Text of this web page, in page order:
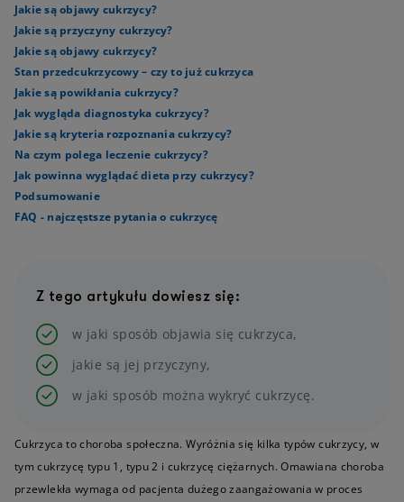
Jakie są objawy cukrzycy?
Jakie są przyczyny cukrzycy?
Jakie są objawy cukrzycy?
Stan przedcukrzycowy – czy to już cukrzyca
Jakie są powikłania cukrzycy?
Jak wygląda diagnostyka cukrzycy?
Jakie są kryteria rozpoznania cukrzycy?
Na czym polega leczenie cukrzycy?
Jak powinna wyglądać dieta przy cukrzycy?
Podsumowanie
FAQ - najczęstsze pytania o cukrzycę
Z tego artykułu dowiesz się:
w jaki sposób objawia się cukrzyca,
jakie są jej przyczyny,
w jaki sposób można wykryć cukrzycę.
Cukrzyca to choroba społeczna. Wyróżnia się kilka typów cukrzycy, w
tym cukrzycę typu 1, typu 2 i cukrzycę ciężarnych. Omawiana choroba
przewlekła wymaga od pacjenta dużego zaangażowania w proces